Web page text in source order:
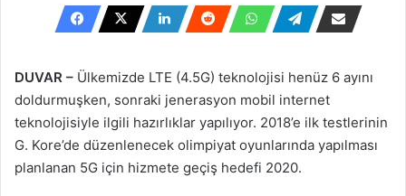
posta
göndermek
DUVAR – Ülkemizde LTE (4.5G) teknolojisi henüz 6 ayını
doldurmuşken, sonraki jenerasyon mobil internet
teknolojisiyle ilgili hazırlıklar yapılıyor. 2018’e ilk testlerinin
G. Kore’de düzenlenecek olimpiyat oyunlarında yapılması
planlanan 5G için hizmete geçiş hedefi 2020.